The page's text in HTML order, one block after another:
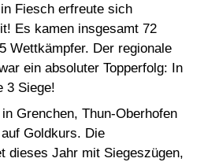
Fiesch erfreute sich
Es kamen insgesamt 72
Wettkämpfer. Der regionale
ein absoluter Topperfolg: In
3 Siege!
Grenchen, Thun-Oberhofen
Goldkurs. Die
dieses Jahr mit Siegeszügen,